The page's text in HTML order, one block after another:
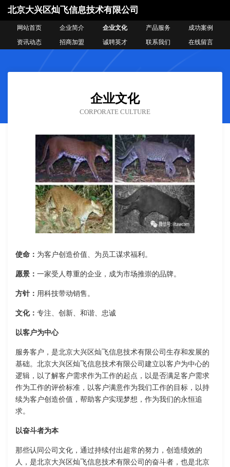
北京大兴区灿飞信息技术有限公司
网站首页 企业简介 企业文化 产品服务
成功案例
资讯动态
招商加盟 诚聘英才 联系我们 在线留言
企业文化
CORPORATE CULTURE
使命： 为客户创造价值、为员工谋求福利。
愿景： 一家受人尊重的企业，成为市场推崇的品牌。
方针： 用科技带动销售。
文化： 专注、创新、和谐、忠诚
以客户为中心
服务客户，是北京大兴区灿飞信息技术有限公司生存和发展的
基础。北京大兴区灿飞信息技术有限公司建立以客户为中心的
逻辑，以了解客户需求作为工作的起点，以是否满足客户需求
作为工作的评价标准，以客户满意作为我们工作的目标，以持
续为客户创造价值，帮助客户实现梦想，作为我们的永恒追
求。
以奋斗者为本
那些认同公司文化，通过持续付出超常的努力，创造绩效的
人，是北京大兴区灿飞信息技术有限公司的奋斗者，也是北京